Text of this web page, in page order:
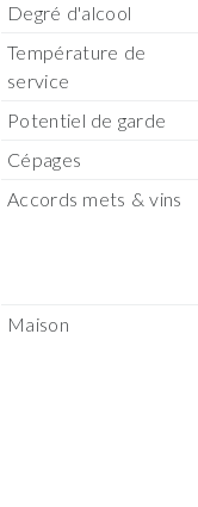
Degré d'alcool
Température de
service
Potentiel de garde
Cépages
Accords mets & vins
Maison